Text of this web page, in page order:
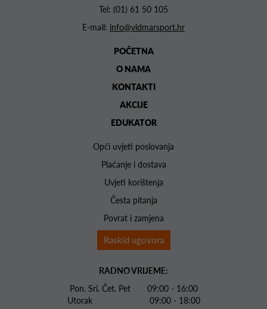
Tel: (01) 61 50 105
E-mail: info@vidmarsport.hr
POČETNA
O NAMA
KONTAKTI
AKCIJE
EDUKATOR
Opći uvjeti poslovanja
Plaćanje i dostava
Uvjeti korištenja
Česta pitanja
Povrat i zamjena
Raskid ugovora
RADNO VRIJEME:
Pon. Sri. Čet. Pet 09:00 - 16:00
Utorak 09:00 - 18:00